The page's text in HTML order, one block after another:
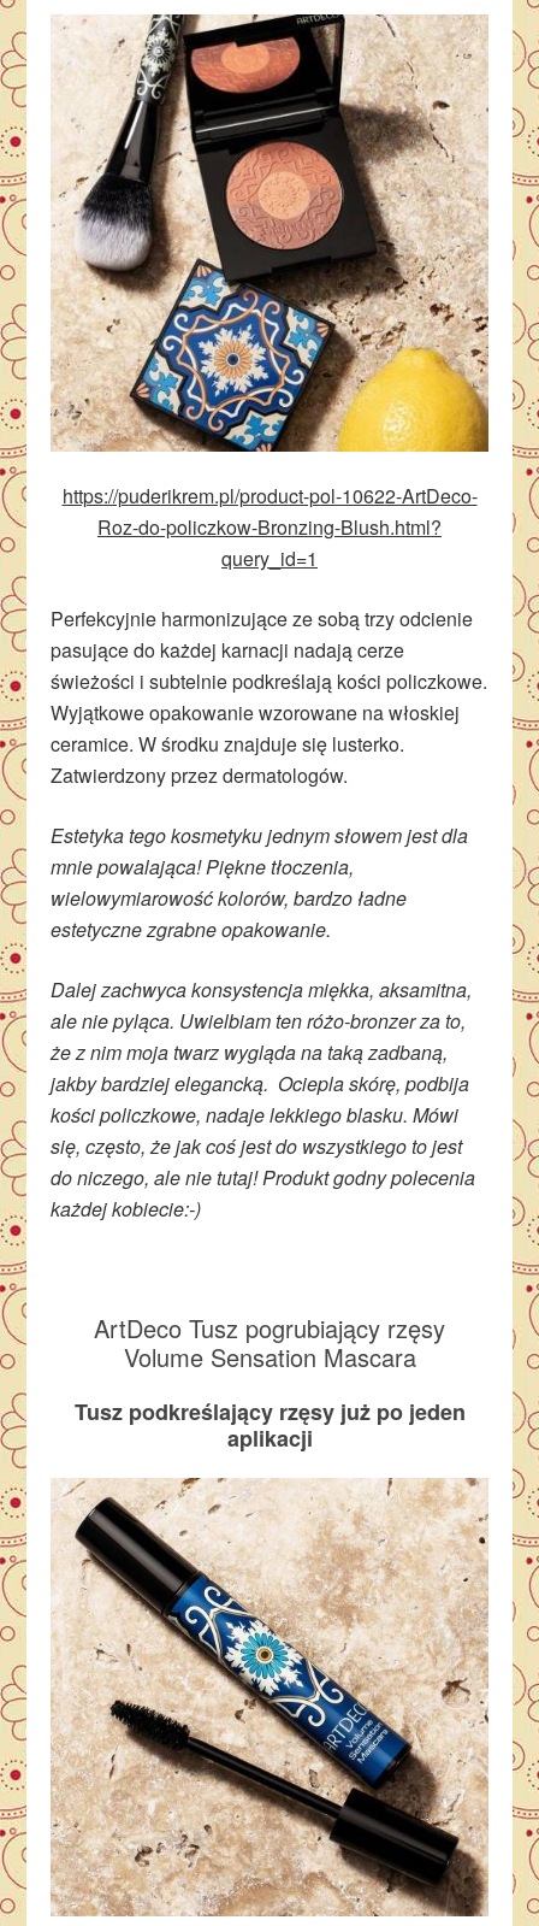
https://puderikrem.pl/product-pol-10622-ArtDeco-
Roz-do-policzkow-Bronzing-Blush.html?
query_id=1
Perfekcyjnie harmonizujące ze sobą trzy odcienie
pasujące do każdej karnacji nadają cerze
świeżości i subtelnie podkreślają kości policzkowe.
Wyjątkowe opakowanie wzorowane na włoskiej
ceramice. W środku znajduje się lusterko.
Zatwierdzony przez dermatologów.
Estetyka tego kosmetyku jednym słowem jest dla
mnie powalająca! Piękne tłoczenia,
wielowymiarowość kolorów, bardzo ładne
estetyczne zgrabne opakowanie.
Dalej zachwyca konsystencja miękka, aksamitna,
ale nie pyląca. Uwielbiam ten różo-bronzer za to,
że z nim moja twarz wygląda na taką zadbaną,
jakby bardziej elegancką. Ociepla skórę, podbija
kości policzkowe, nadaje lekkiego blasku. Mówi
się, często, że jak coś jest do wszystkiego to jest
do niczego, ale nie tutaj! Produkt godny polecenia
każdej kobiecie:-)
ArtDeco Tusz pogrubiający rzęsy
Volume Sensation Mascara
Tusz podkreślający rzęsy już po jeden
aplikacji